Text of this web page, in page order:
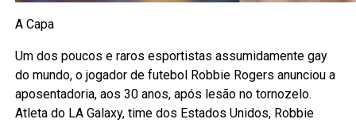
A Capa
Um dos poucos e raros esportistas assumidamente gay
do mundo, o jogador de futebol Robbie Rogers anunciou a
aposentadoria, aos 30 anos, após lesão no tornozelo.
Atleta do LA Galaxy, time dos Estados Unidos, Robbie